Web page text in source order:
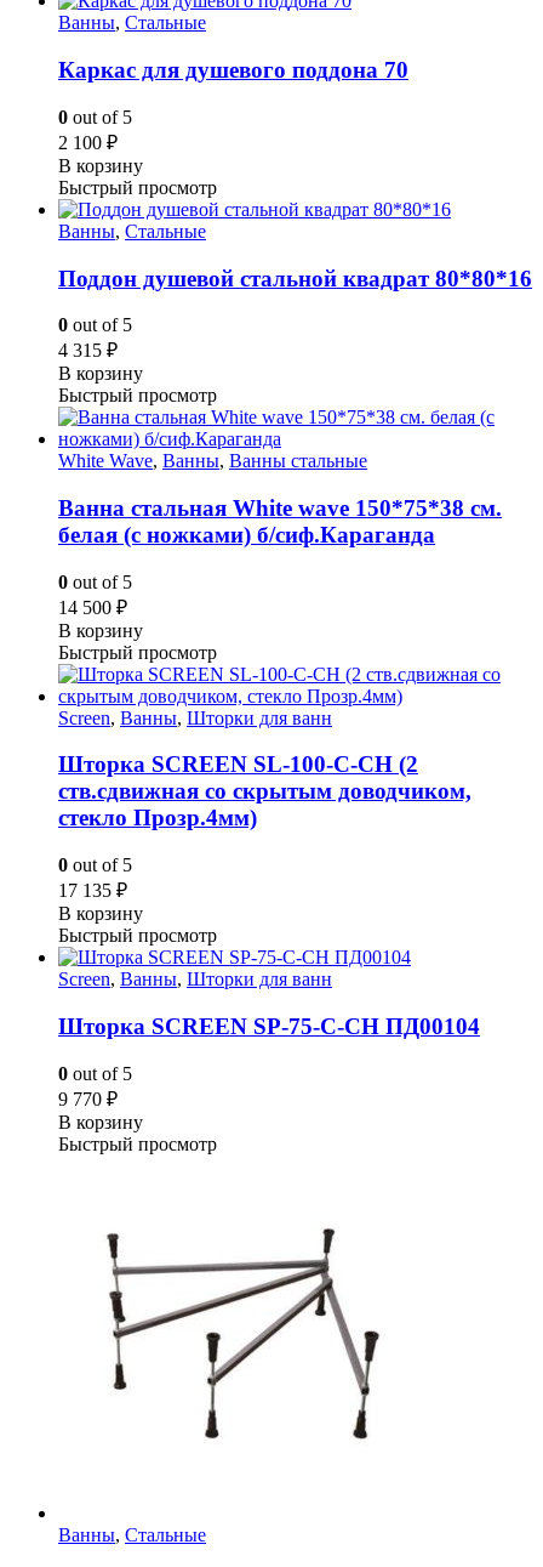
Ванны, Стальные
Каркас для душевого поддона 70
0 out of 5
2 100 ₽
В корзину
Быстрый просмотр
Ванны, Стальные
Поддон душевой стальной квадрат 80*80*16
0 out of 5
4 315 ₽
В корзину
Быстрый просмотр
White Wave, Ванны, Ванны стальные
Ванна стальная White wave 150*75*38 cм.
белая (с ножками) б/сиф.Караганда
0 out of 5
14 500 ₽
В корзину
Быстрый просмотр
Screen, Ванны, Шторки для ванн
Шторка SCREEN SL-100-C-CH (2
ств.сдвижная со скрытым доводчиком,
стекло Прозр.4мм)
0 out of 5
17 135 ₽
В корзину
Быстрый просмотр
Screen, Ванны, Шторки для ванн
Шторка SCREEN SP-75-C-CH ПД00104
0 out of 5
9 770 ₽
В корзину
Быстрый просмотр
Ванны, Стальные